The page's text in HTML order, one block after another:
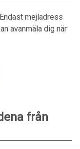
mejladress
avanmäla dig när
från